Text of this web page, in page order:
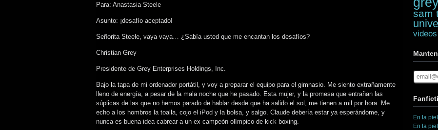
Para: Anastasia Steele
Asunto: ¡desafío aceptado!
Señorita Steele, vaya vaya… ¿Sabía usted que me encantan los desafíos?
Christian Grey
Presidente de Grey Enterprises Holdings, Inc.
Bajo la tapa de mi ordenador portátil, y voy a preparar el equipo para el gimnasio. Me siento extrañamente
lleno de energía, a pesar de la mala noche que he pasado. Esta mujer, y la promesa que entrañan las
súplicas de las que no hemos parado de hablar desde que ha salido el sol, me tienen a mil por hora. Me
echo a los hombros la toalla, cojo el iPod y la bolsa, y salgo. Claude debería estar ya esperándome, y
nunca es buena idea cabrear a un ex campeón olímpico de kick boxing.
sam
videos
En la
En la